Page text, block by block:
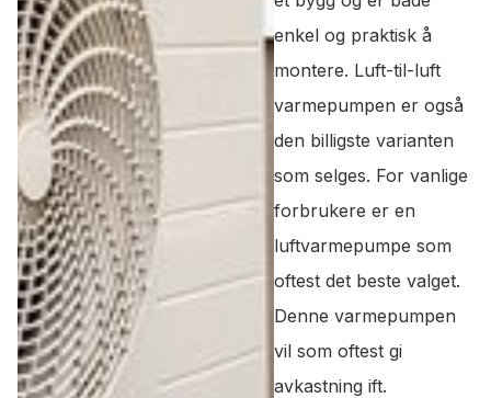
enkel og praktisk å
montere. Luft-til-luft
varmepumpen er også
den billigste varianten
som selges. For vanlige
forbrukere er en
luftvarmepumpe som
oftest det beste valget.
Denne varmepumpen
vil som oftest gi
avkastning ift.